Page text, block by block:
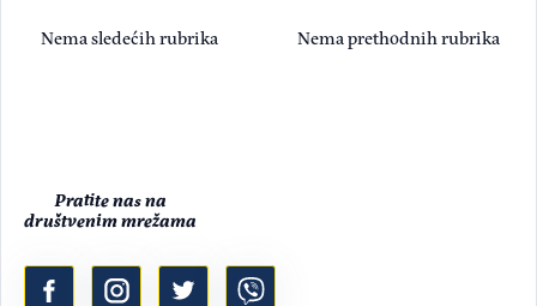
Nema sledećih rubrika Nema prethodnih rubrika
Pratite nas na
društvenim mrežama